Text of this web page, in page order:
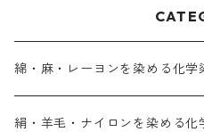
綿・麻・レーヨンを染める化学
直接染料－染色手順が簡単
絹・羊毛・ナイロンを染める化